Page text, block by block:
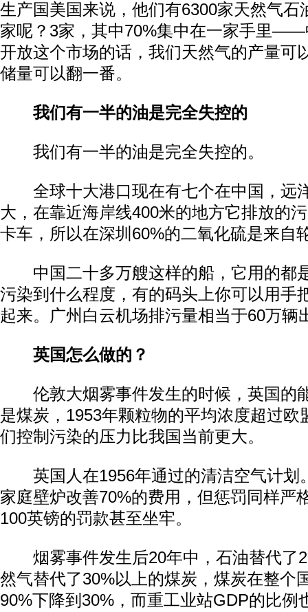
生产国美国来说，他们有6300家天然气石
家呢？3家，其中70%集中在一家手里——
开放这个市场的话，我们天然气的产量可
储量可以翻一番。
我们有一半的油是完全失控的
我们有一半的油是完全失控的。
全球十大港口现在有七个在中国，远
大，在靠近海岸线400米的地方它排放的
卡车，所以在深圳60%的二氧化硫是来自
中国二十多万艘这样的船，它用的都
污染到什么程度，有的码头上你可以用手
起来。广州白云机场排污量相当于60万辆
英国怎么做的？
伦敦大烟雾事件发生的时候，英国的
是煤炭，1953年颗粒物的平均浓度超过欧
们控制污染的压力比我国当前更大。
英国人在1956年通过的清洁空气计划
家庭壁炉改善70%的费用，但惩罚同样严
100英镑的罚款甚至坐牢。
烟雾事件发生后20年中，石油替代了
然气替代了30%以上的煤炭，煤炭在整个
90%下降到30%，而重工业站GDP的比例